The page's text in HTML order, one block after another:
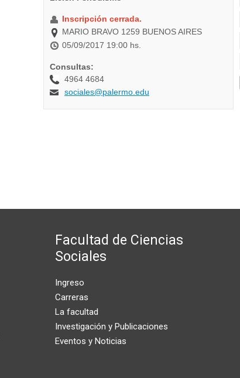
Facultad de Ciencias
Sociales
Ingreso
Carreras
La facultad
Investigación y Publicaciones
Eventos y Noticias